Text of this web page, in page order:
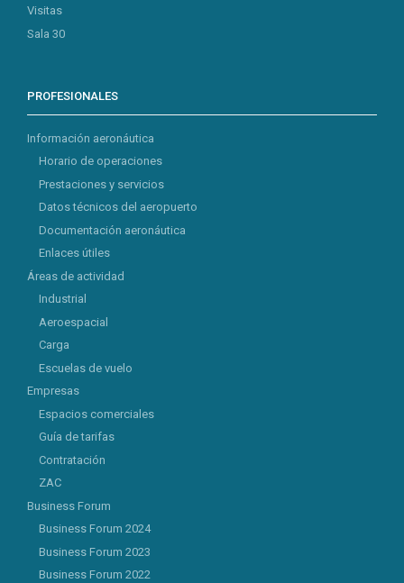
Visitas
Sala 30
PROFESIONALES
Información aeronáutica
Horario de operaciones
Prestaciones y servicios
Datos técnicos del aeropuerto
Documentación aeronáutica
Enlaces útiles
Áreas de actividad
Industrial
Aeroespacial
Carga
Escuelas de vuelo
Empresas
Espacios comerciales
Guía de tarifas
Contratación
ZAC
Business Forum
Business Forum 2024
Business Forum 2023
Business Forum 2022